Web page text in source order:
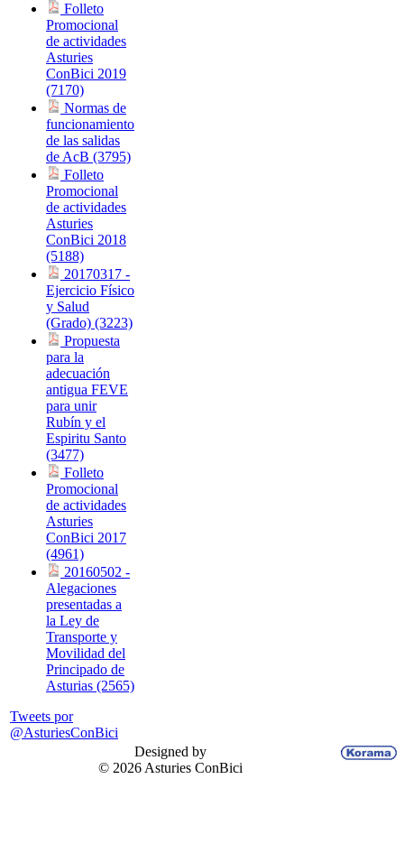
Folleto
Promocional
de actividades
Asturies
ConBici 2019
(7170)
Normas de
funcionamiento
de las salidas
de AcB (3795)
Folleto
Promocional
de actividades
Asturies
ConBici 2018
(5188)
20170317 -
Ejercicio Físico
y Salud
(Grado) (3223)
Propuesta
para la
adecuación
antigua FEVE
para unir
Rubín y el
Espiritu Santo
(3477)
Folleto
Promocional
de actividades
Asturies
ConBici 2017
(4961)
20160502 -
Alegaciones
presentadas a
la Ley de
Transporte y
Movilidad del
Principado de
Asturias (2565)
Tweets por
@AsturiesConBici
Designed by
© 2026 Asturies ConBici